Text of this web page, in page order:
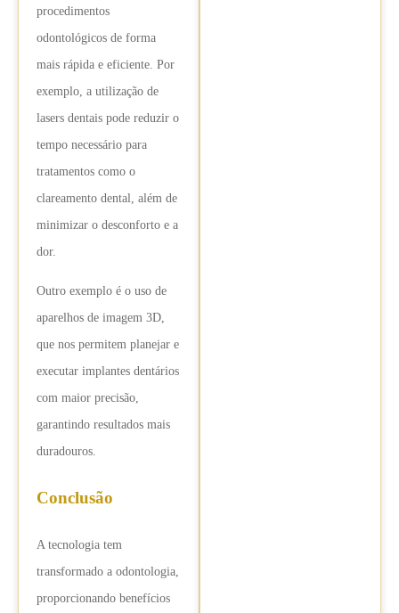
procedimentos
odontológicos de forma
mais rápida e eficiente. Por
exemplo, a utilização de
lasers dentais pode reduzir o
tempo necessário para
tratamentos como o
clareamento dental, além de
minimizar o desconforto e a
dor.
Outro exemplo é o uso de
aparelhos de imagem 3D,
que nos permitem planejar e
executar implantes dentários
com maior precisão,
garantindo resultados mais
duradouros.
Conclusão
A tecnologia tem
transformado a odontologia,
proporcionando benefícios